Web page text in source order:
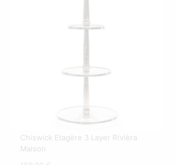
Chiswick Etagère 3 Layer Rivièra
Maison